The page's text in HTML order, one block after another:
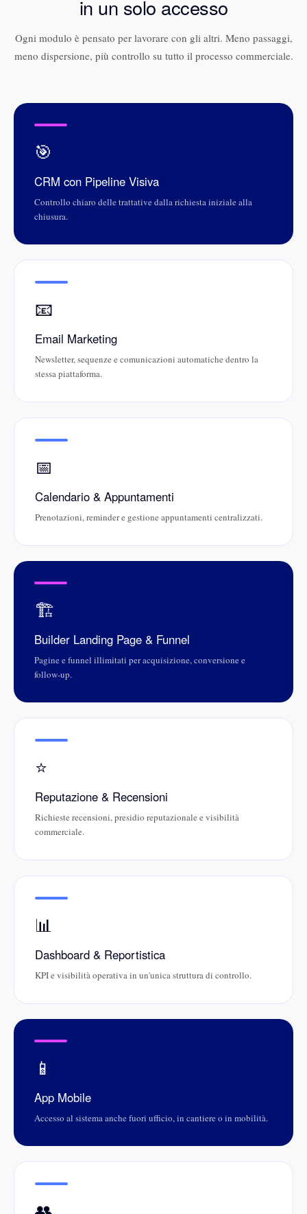
in un solo accesso
Ogni modulo è pensato per lavorare con gli altri. Meno passaggi,
meno dispersione, più controllo su tutto il processo commerciale.
🎯
CRM con Pipeline Visiva
Controllo chiaro delle trattative dalla richiesta iniziale alla
chiusura.
📧
Email Marketing
Newsletter, sequenze e comunicazioni automatiche dentro la
stessa piattaforma.
📅
Calendario & Appuntamenti
Prenotazioni, reminder e gestione appuntamenti centralizzati.
🏗️
Builder Landing Page & Funnel
Pagine e funnel illimitati per acquisizione, conversione e
follow-up.
⭐
Reputazione & Recensioni
Richieste recensioni, presidio reputazionale e visibilità
commerciale.
📊
Dashboard & Reportistica
KPI e visibilità operativa in un'unica struttura di controllo.
📱
App Mobile
Accesso al sistema anche fuori ufficio, in cantiere o in mobilità.